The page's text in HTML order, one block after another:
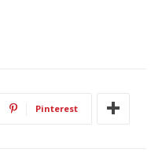
Pinterest